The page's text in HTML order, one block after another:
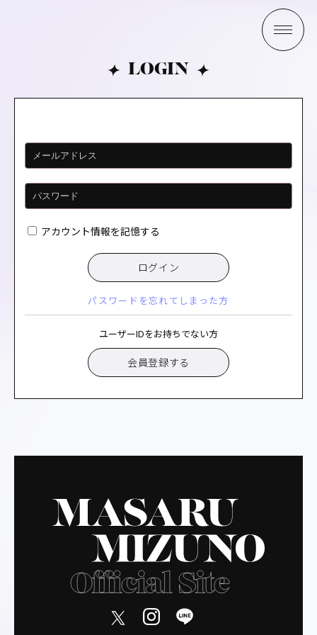
LOGIN
アカウント情報を記憶する
ログイン
パスワードを忘れてしまった方
ユーザーIDをお持ちでない方
会員登録する